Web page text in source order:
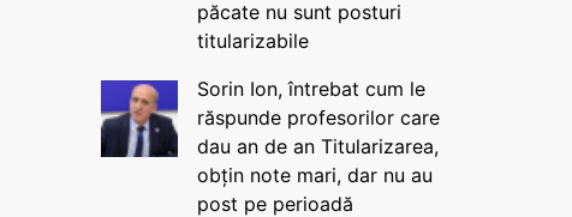
păcate nu sunt posturi
titularizabile
Sorin Ion, întrebat cum le
răspunde profesorilor care
dau an de an Titularizarea,
obțin note mari, dar nu au
post pe perioadă